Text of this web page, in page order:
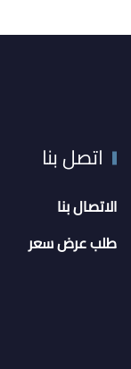
اتصل بنا
الاتصال بنا
طلب عرض سعر